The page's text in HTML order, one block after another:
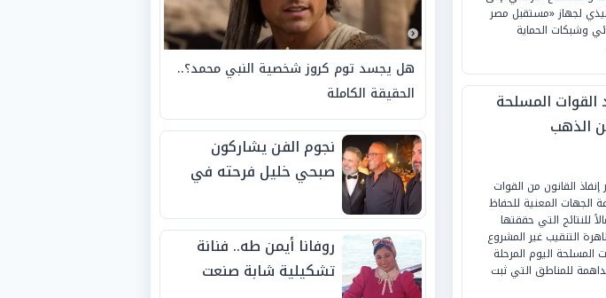
لجهاز «مستقبل مصر
وشبكات الحماية
القوات المسلحة
الذهب
القانون من القوات
الجهات المعنية للحفاظ
للنتائج التي حققتها
التنقيب غير المشروع
المسلحة اليوم المرحلة
للمناطق التي ثبت
هل يجسد توم كروز شخصية النبي محمد؟..
الحقيقة الكاملة
نجوم الفن يشاركون
صبحي خليل فرحته في
روفانا أيمن طه.. فنانة
تشكيلية شابة صنعت